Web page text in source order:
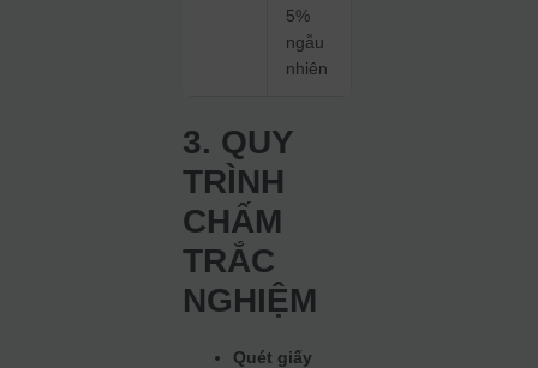
5%
ngẫu
nhiên
3. QUY
TRÌNH
CHẤM
TRẮC
NGHIỆM
Quét giấy